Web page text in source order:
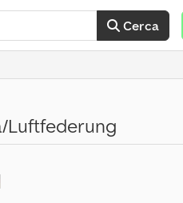
Cerca
Luftfederung